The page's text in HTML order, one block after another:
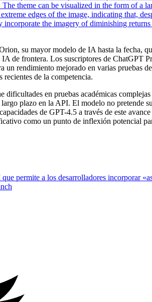
su mayor modelo de IA hasta la fecha,
de frontera. Los suscriptores de ChatGPT
rendimiento mejorado en varias pruebas
recientes de la competencia.
en pruebas académicas
plazo en la API. El modelo no pretende
de GPT-4.5 a través de este
como un punto de inflexión potencial
permite a los desarrolladores incorporar